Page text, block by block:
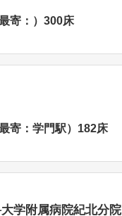
寄：）300床
寄：学門駅）182床
学附属病院紀北分院